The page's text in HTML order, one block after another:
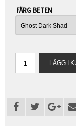
FÄRG BETEN